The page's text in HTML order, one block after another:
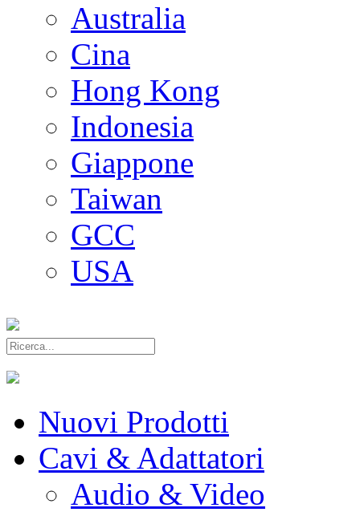
Australia
Cina
Hong Kong
Indonesia
Giappone
Taiwan
GCC
USA
Nuovi Prodotti
Cavi & Adattatori
Audio & Video